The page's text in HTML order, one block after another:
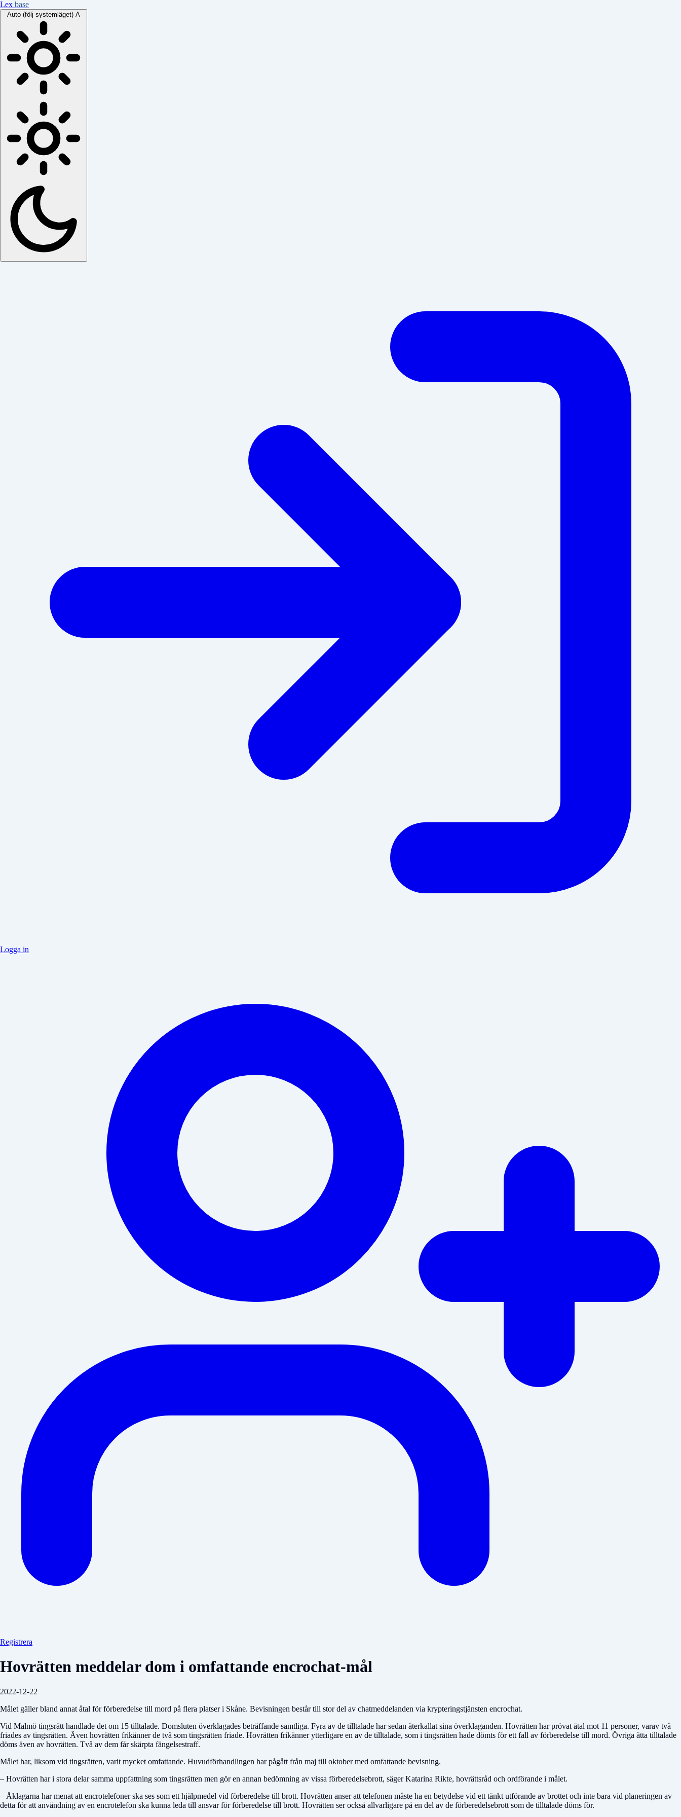
Lex base
Auto (följ systemläget) A
Logga in
Registrera
Hovrätten meddelar dom i omfattande encrochat-mål
2022-12-22
Målet gäller bland annat åtal för förberedelse till mord på flera platser i Skåne. Bevisningen består till stor del av chatmeddelanden via krypteringstjänsten encrochat.
Vid Malmö tingsrätt handlade det om 15 tilltalade. Domsluten överklagades beträffande samtliga. Fyra av de tilltalade har sedan återkallat sina överklaganden. Hovrätten har prövat åtal mot 11 personer, varav två
friades av tingsrätten. Även hovrätten frikänner de två som tingsrätten friade. Hovrätten frikänner ytterligare en av de tilltalade, som i tingsrätten hade dömts för ett fall av förberedelse till mord. Övriga åtta tilltalade
döms även av hovrätten. Två av dem får skärpta fängelsestraff.
Målet har, liksom vid tingsrätten, varit mycket omfattande. Huvudförhandlingen har pågått från maj till oktober med omfattande bevisning.
– Hovrätten har i stora delar samma uppfattning som tingsrätten men gör en annan bedömning av vissa förberedelsebrott, säger Katarina Rikte, hovrättsråd och ordförande i målet.
– Åklagarna har menat att encrotelefoner ska ses som ett hjälpmedel vid förberedelse till brott. Hovrätten anser att telefonen måste ha en betydelse vid ett tänkt utförande av brottet och inte bara vid planeringen av
detta för att användning av en encrotelefon ska kunna leda till ansvar för förberedelse till brott. Hovrätten ser också allvarligare på en del av de förberedelsebrott som de tilltalade döms för.